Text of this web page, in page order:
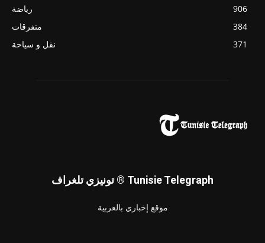
رياضة
906
متفرقات
384
نقل و سياحة
371
تونيزي تلغراف ® Tunisie Telegraph
موقع إخباري بالعربية